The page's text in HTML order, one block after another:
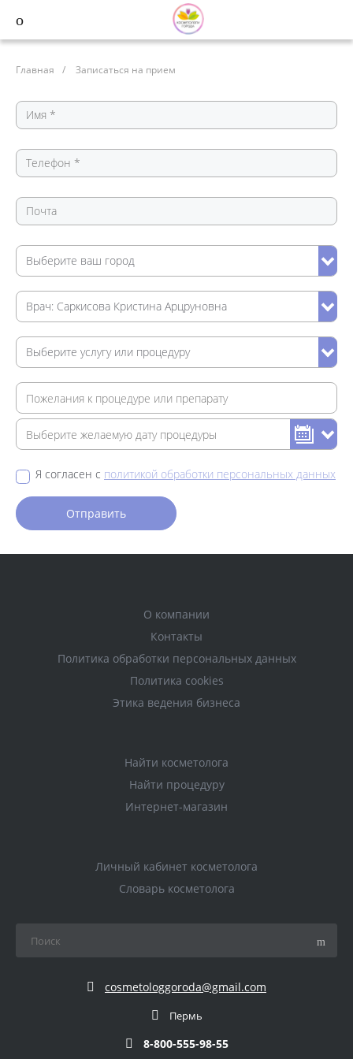
Главная / Записаться на прием
Я согласен с политикой обработки персональных данных
О компании
Контакты
Политика обработки персональных данных
Политика cookies
Этика ведения бизнеса
Найти косметолога
Найти процедуру
Интернет-магазин
Личный кабинет косметолога
Словарь косметолога
cosmetologgoroda@gmail.com
Пермь
8-800-555-98-55